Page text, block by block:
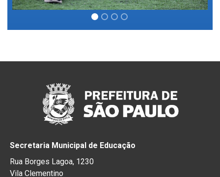
Secretaria Municipal de Educação
Rua Borges Lagoa, 1230
Vila Clementino